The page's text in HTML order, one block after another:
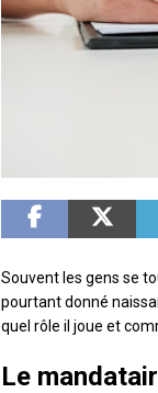
Souvent les gens se
pourtant donné
quel rôle il joue et
Le